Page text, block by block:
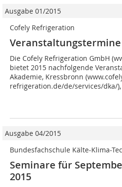
Ausgabe 01/2015
Cofely Refrigeration
Veranstaltungstermine
Die Cofely Refrigeration GmbH
bietet 2015 nachfolgende
Akademie, Kressbronn
refrigeration.de/de/services/dka/
Ausgabe 04/2015
Bundesfachschule Kälte-Klima-
Seminare für
2015